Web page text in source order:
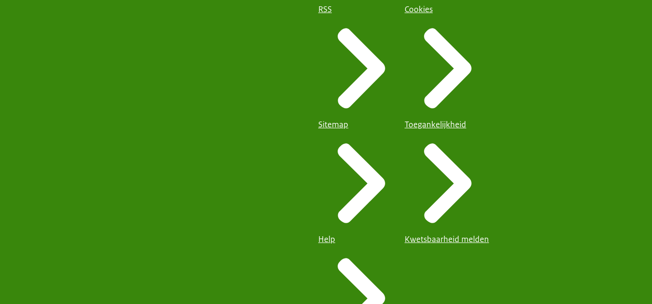
RSS
Sitemap
Help
Cookies
Toegankelijkheid
Kwetsbaarheid melden